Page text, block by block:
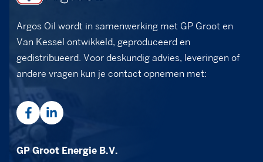
Argos Oil wordt in samenwerking met GP Groot en
Van Kessel ontwikkeld, geproduceerd en
gedistribueerd. Voor deskundig advies, leveringen of
andere vragen kun je contact opnemen met:
GP Groot Energie B.V.